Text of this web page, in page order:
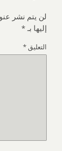
لن يتم نشر
إليها بـ*
التعليق*